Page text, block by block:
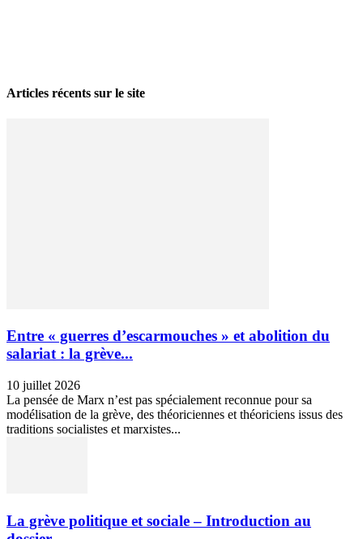
Articles récents sur le site
Entre « guerres d’escarmouches » et abolition du
salariat : la grève...
10 juillet 2026
La pensée de Marx n’est pas spécialement reconnue pour sa
modélisation de la grève, des théoriciennes et théoriciens issus des
traditions socialistes et marxistes...
La grève politique et sociale – Introduction au